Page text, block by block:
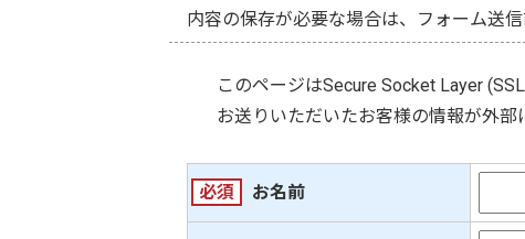
内容の保存が必要な場合は、フォーム送
このページはSecure Socket Layer
お送りいただいたお客様の情報が外部
必須 お名前